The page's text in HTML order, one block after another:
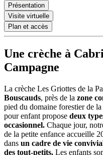
Présentation
Visite virtuelle
Plan et accès
Une crèche à
Campagne
La crèche Les Griottes de la
Bouscauds, près de la zone
pied du domaine forestier de
pour enfant propose deux
occasionnel. Chaque jour,
de la petite enfance accueille
dans un cadre de vie
des tout-petits. Les enfants